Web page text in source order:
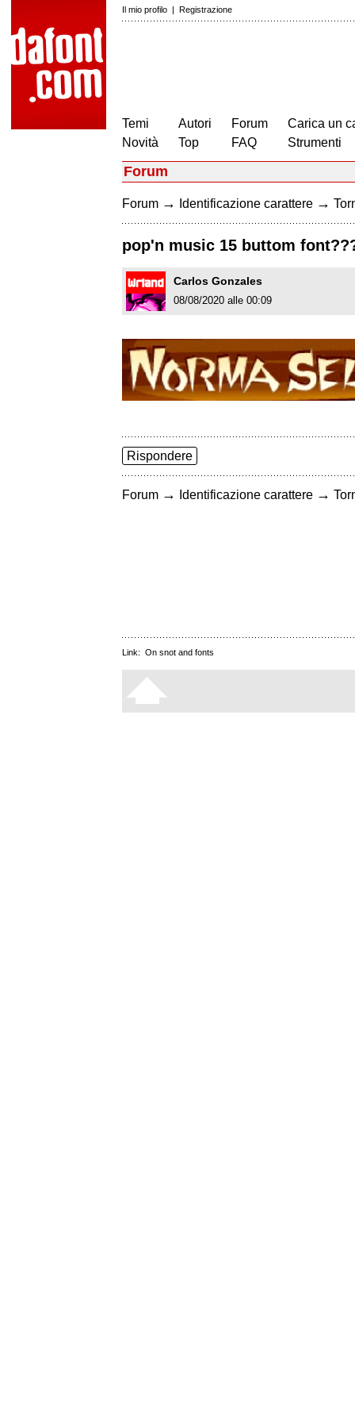
Il mio profilo | Registrazione
Temi
Novità
Autori
Top
Forum
FAQ
Carica un
Strumenti
Forum
Forum → Identificazione carattere →
pop'n music 15 buttom
Carlos Gonzales
08/08/2020 alle 00:09
Rispondere
Forum → Identificazione carattere →
Link: On snot and fonts